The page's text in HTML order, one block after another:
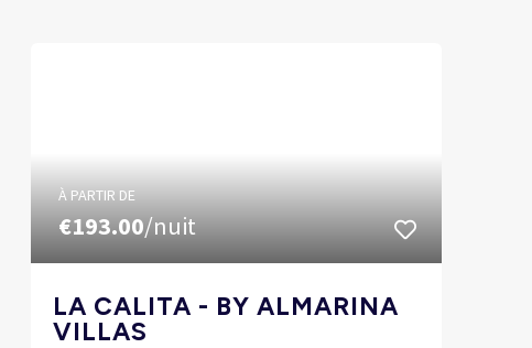
À PARTIR DE
€193.00/nuit
LA CALITA - BY ALMARINA
VILLAS